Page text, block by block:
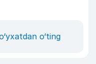
o‘ting